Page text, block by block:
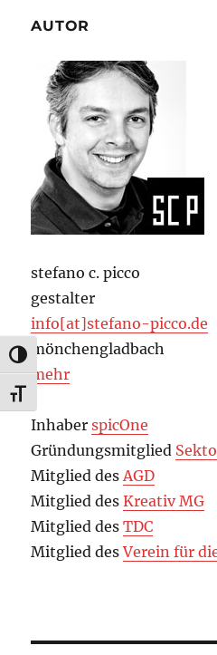
UMSCHALTEN AUF HOHE
SCHRIFT VERGRÖSSERN
AUTOR
stefano c. picco
gestalter
info[at]stefano-picco.de
mönchengladbach
mehr
InhaberspicOne
Gründungsmitglied
Mitglied des AGD
Mitglied desKreativ MG
Mitglied desTDC
Mitglied desVerein für